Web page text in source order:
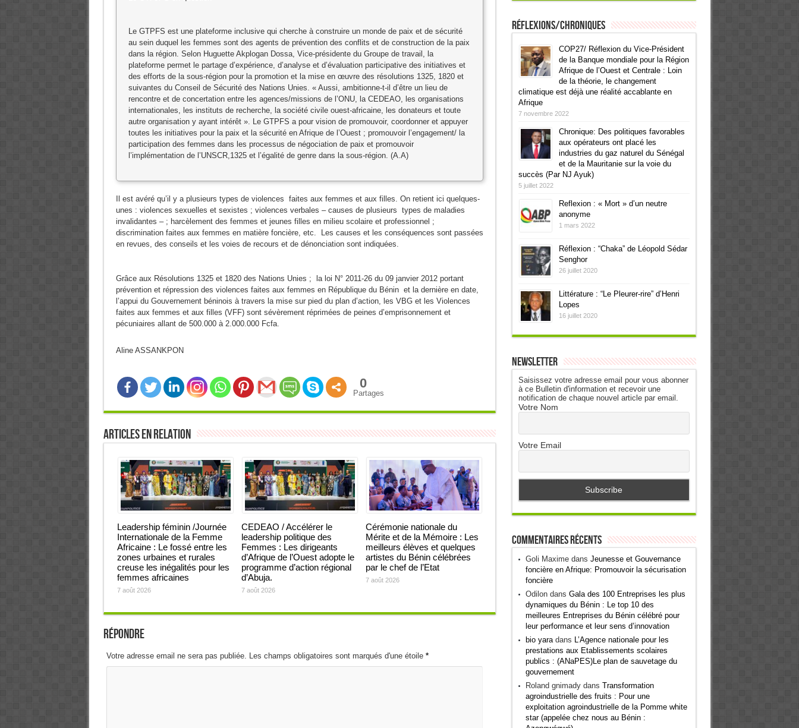
Le GTPFS est une plateforme inclusive qui cherche à construire un monde de paix et de sécurité
au sein duquel les femmes sont des agents de prévention des conflits et de construction de la paix
dans la région. Selon Huguette Akplogan Dossa, Vice-présidente du Groupe de travail, la
plateforme permet le partage d’expérience, d’analyse et d’évaluation participative des initiatives et
des efforts de la sous-région pour la promotion et la mise en œuvre des résolutions 1325, 1820 et
suivantes du Conseil de Sécurité des Nations Unies. « Aussi, ambitionne-t-il d’être un lieu de
rencontre et de concertation entre les agences/missions de l’ONU, la CEDEAO, les organisations
internationales, les instituts de recherche, la société civile ouest-africaine, les donateurs et toute
autre organisation y ayant intérêt ». Le GTPFS a pour vision de promouvoir, coordonner et appuyer
toutes les initiatives pour la paix et la sécurité en Afrique de l’Ouest ; promouvoir l’engagement/ la
participation des femmes dans les processus de négociation de paix et promouvoir
l’implémentation de l’UNSCR,1325 et l’égalité de genre dans la sous-région. (A.A)
Il est avéré qu’il y a plusieurs types de violences faites aux femmes et aux filles. On retient ici quelques-
unes : violences sexuelles et sexistes ; violences verbales – causes de plusieurs types de maladies
invalidantes – ; harcèlement des femmes et jeunes filles en milieu scolaire et professionnel ;
discrimination faites aux femmes en matière foncière, etc. Les causes et les conséquences sont passées
en revues, des conseils et les voies de recours et de dénonciation sont indiquées.
Grâce aux Résolutions 1325 et 1820 des Nations Unies ; la loi N° 2011-26 du 09 janvier 2012 portant
prévention et répression des violences faites aux femmes en République du Bénin et la dernière en date,
l’appui du Gouvernement béninois à travers la mise sur pied du plan d’action, les VBG et les Violences
faites aux femmes et aux filles (VFF) sont sévèrement réprimées de peines d’emprisonnement et
pécuniaires allant de 500.000 à 2.000.000 Fcfa.
Aline ASSANKPON
0
Partages
Articles en relation
Leadership féminin /Journée
Internationale de la Femme
Africaine : Le fossé entre les
zones urbaines et rurales
creuse les inégalités pour les
femmes africaines
7 août 2026
CEDEAO / Accélérer le
leadership politique des
Femmes : Les dirigeants
d’Afrique de l’Ouest adopte le
programme d’action régional
d’Abuja.
7 août 2026
Cérémonie nationale du
Mérite et de la Mémoire : Les
meilleurs élèves et quelques
artistes du Bénin célébrées
par le chef de l’Etat
7 août 2026
Répondre
Votre adresse email ne sera pas publiée. Les champs obligatoires sont marqués d'une étoile *
Réflexions/Chroniques
COP27/ Réflexion du Vice-Président
de la Banque mondiale pour la Région
Afrique de l’Ouest et Centrale : Loin
de la théorie, le changement
climatique est déjà une réalité accablante en
Afrique
7 novembre 2022
Chronique: Des politiques favorables
aux opérateurs ont placé les
industries du gaz naturel du Sénégal
et de la Mauritanie sur la voie du
succès (Par NJ Ayuk)
5 juillet 2022
Reflexion : « Mort » d’un neutre
anonyme
1 mars 2022
Réflexion : “Chaka” de Léopold Sédar
Senghor
26 juillet 2020
Littérature : “Le Pleurer-rire” d’Henri
Lopes
16 juillet 2020
Newsletter
Saisissez votre adresse email pour vous abonner
à ce Bulletin d'information et recevoir une
notification de chaque nouvel article par email.
Votre Nom
Votre Email
Commentaires récents
Goli Maximedans Jeunesse et Gouvernance
foncière en Afrique: Promouvoir la sécurisation
foncière
Odilondans Gala des 100 Entreprises les plus
dynamiques du Bénin : Le top 10 des
meilleures Entreprises du Bénin célébré pour
leur performance et leur sens d’innovation
bio yaradans L’Agence nationale pour les
prestations aux Etablissements scolaires
publics : (ANaPES)Le plan de sauvetage du
gouvernement
Roland gnimadydans Transformation
agroindustrielle des fruits : Pour une
exploitation agroindustrielle de la Pomme white
star (appelée chez nous au Bénin :